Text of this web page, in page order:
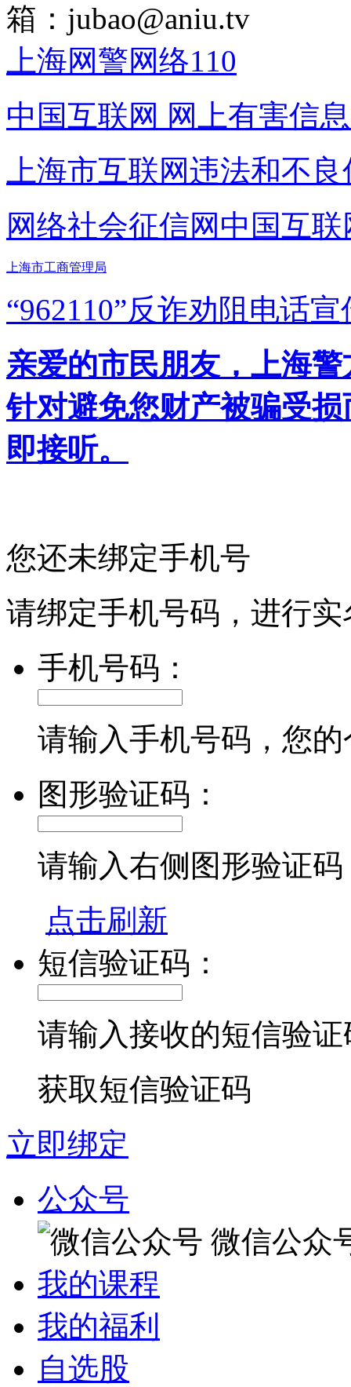
箱： jubao@aniu.tv
上海网警网络110
中国互联网 网上有害信
上海市互联网违法和不
网络社会征信网 中国互
上海市工商管理局
“962110”反诈劝阻电话宣
亲爱的市民朋友，上海
针对避免您财产被骗受
即接听。
您还未绑定手机号
请绑定手机号码，进行
手机号码：
请输入手机号码，您
图形验证码：
请输入右侧图形验证码
点击刷新
短信验证码：
请输入接收的短信验证
获取短信验证码
立即绑定
公众号
微信公众
我的课程
我的福利
自选股